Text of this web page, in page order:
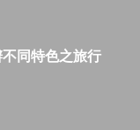
同特色之旅行